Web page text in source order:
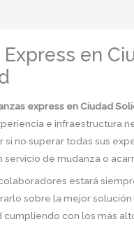
en
express en Ciudad
e infraestructura
si no superar todas sus
servicio de mudanza o
estará
sobre la mejor solución
cumpliendo con los más